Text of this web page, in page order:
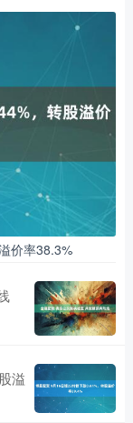
价率38.3%
溢